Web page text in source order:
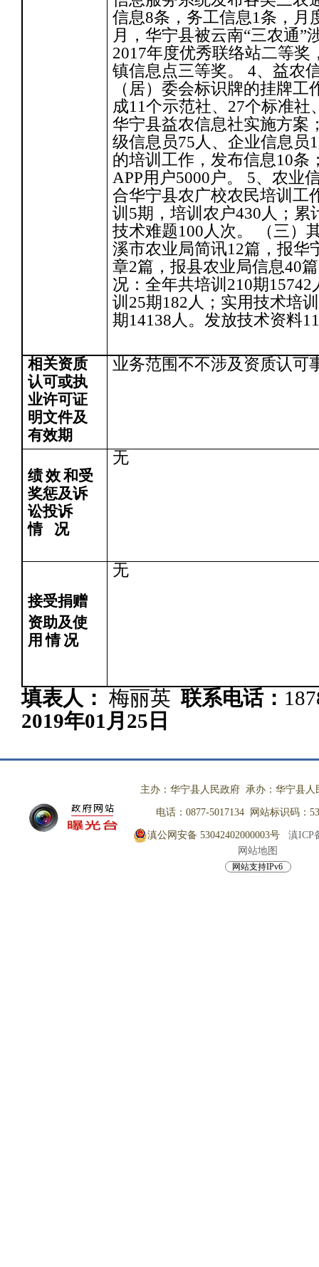
信息8条，务工信息1条，月
月，华宁县被云南“三农通”
2017年度优秀联络站二等
镇信息点三等奖。 4、益农
（居）委会标识牌的挂牌
成11个示范社、27个标准
华宁县益农信息社实施方案
级信息员75人、企业信息员
的培训工作，发布信息10条
APP用户5000户。 5、农业
合华宁县农广校农民培训工
训5期，培训农户430人；
技术难题100人次。 （三）
溪市农业局简讯12篇，报华
章2篇，报县农业局信息40
况：全年共培训210期
训25期182人；实用技术培
期14138人。发放技术资料
相关资质
认可或执
业许可证
明文件及
有效期
业务范围不不涉及资质认可
绩效和受
奖惩及诉
讼投诉
情
况
无
接受捐赠
资助及使
用 情况
无
填表人： 梅丽英 联系电话：
2019年01月25日
主办：华宁县人民政府 承办：华宁县人
电话：0877-5017134 网站标识码：
滇公网安备 53042402000003号
滇ICP
网站地图
网站支持IPv6